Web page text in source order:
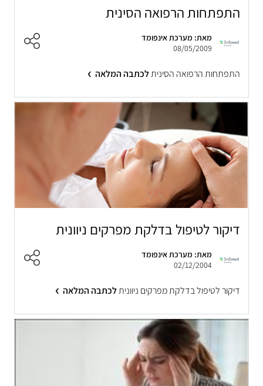
התפתחות הרפואה הסינית
מאת: מערכת אינפומד
08/05/2009
התפתחות הרפואה הסיניתלכתבה המלאה
דיקור לטיפול בדלקת מפרקים ניוונית
מאת: מערכת אינפומד
02/12/2004
דיקור לטיפול בדלקת מפרקים ניווניתלכתבה המלאה